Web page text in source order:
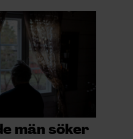
män söker